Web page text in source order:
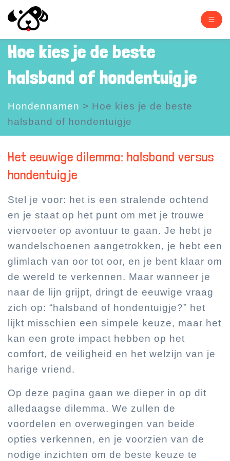
Hoe kies je de beste
halsband of hondentuigje
Hondennamen > Hoe kies je de beste
halsband of hondentuigje
Het eeuwige dilemma: halsband versus
hondentuigje
Stel je voor: het is een stralende ochtend
en je staat op het punt om met je trouwe
viervoeter op avontuur te gaan. Je hebt je
wandelschoenen aangetrokken, je hebt een
glimlach van oor tot oor, en je bent klaar om
de wereld te verkennen. Maar wanneer je
naar de lijn grijpt, dringt de eeuwige vraag
zich op: “halsband of hondentuigje?” het
lijkt misschien een simpele keuze, maar het
kan een grote impact hebben op het
comfort, de veiligheid en het welzijn van je
harige vriend.
Op deze pagina gaan we dieper in op dit
alledaagse dilemma. We zullen de
voordelen en overwegingen van beide
opties verkennen, en je voorzien van de
nodige inzichten om de beste keuze te